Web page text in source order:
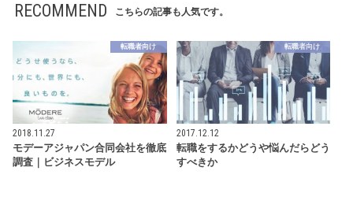
RECOMMEND こちらの記事も人気です。
転職者向け
2018.11.27
モデーアジャパン合同会社を徹底
調査｜ビジネスモデル
転職者向け
2017.12.12
転職をするかどうや悩んだらどう
すべきか